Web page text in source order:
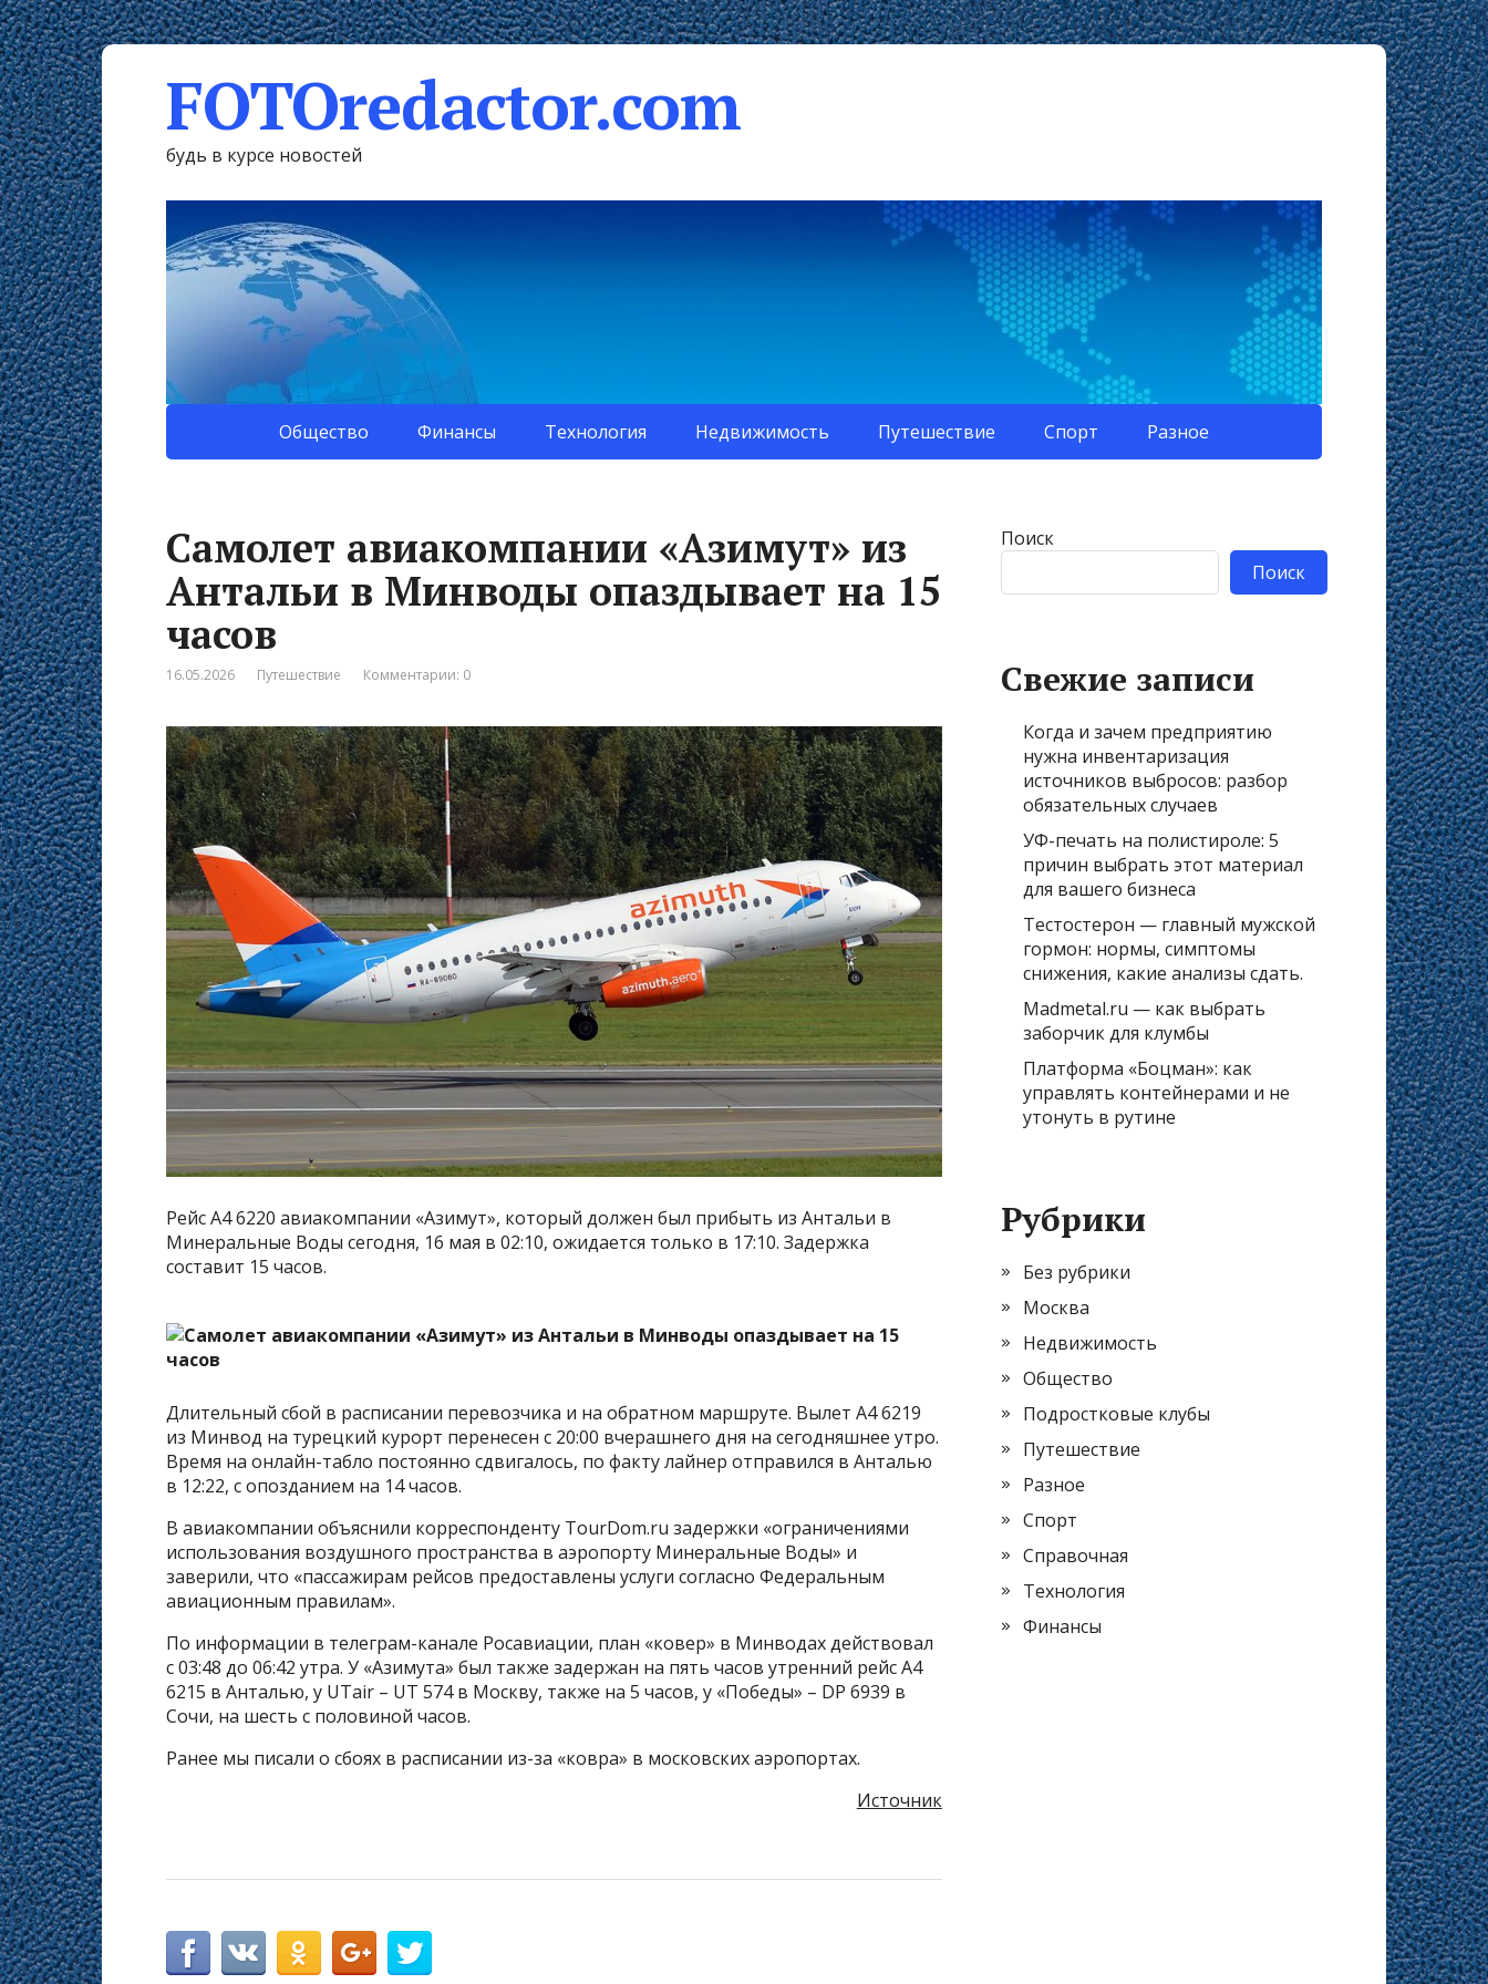
FOTOredactor.com
будь в курсе новостей
Общество Финансы Технология Недвижимость Путешествие Спорт Разное
Самолет авиакомпании «Азимут» из
Антальи в Минводы опаздывает на 15
часов
16.05.2026 Путешествие Комментарии: 0
Рейс А4 6220 авиакомпании «Азимут», который должен был прибыть из Антальи в
Минеральные Воды сегодня, 16 мая в 02:10, ожидается только в 17:10. Задержка
составит 15 часов.
Длительный сбой в расписании перевозчика и на обратном маршруте. Вылет А4 6219
из Минвод на турецкий курорт перенесен с 20:00 вчерашнего дня на сегодняшнее утро.
Время на онлайн-табло постоянно сдвигалось, по факту лайнер отправился в Анталью
в 12:22, с опозданием на 14 часов.
В авиакомпании объяснили корреспонденту TourDom.ru задержки «ограничениями
использования воздушного пространства в аэропорту Минеральные Воды» и
заверили, что «пассажирам рейсов предоставлены услуги согласно Федеральным
авиационным правилам».
По информации в телеграм-канале Росавиации, план «ковер» в Минводах действовал
с 03:48 до 06:42 утра. У «Азимута» был также задержан на пять часов утренний рейс A4
6215 в Анталью, у UTair – UT 574 в Москву, также на 5 часов, у «Победы» – DP 6939 в
Сочи, на шесть с половиной часов.
Ранее мы писали о сбоях в расписании из-за «ковра» в московских аэропортах.
Источник
Поиск
Поиск
Свежие записи
Когда и зачем предприятию
нужна инвентаризация
источников выбросов: разбор
обязательных случаев
УФ-печать на полистироле: 5
причин выбрать этот материал
для вашего бизнеса
Тестостерон — главный мужской
гормон: нормы, симптомы
снижения, какие анализы сдать.
Madmetal.ru — как выбрать
заборчик для клумбы
Платформа «Боцман»: как
управлять контейнерами и не
утонуть в рутине
Рубрики
Без рубрики
Москва
Недвижимость
Общество
Подростковые клубы
Путешествие
Разное
Спорт
Справочная
Технология
Финансы